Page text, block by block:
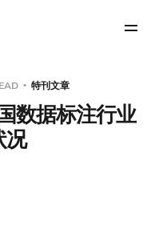
特刊文章
数据标注行业
况